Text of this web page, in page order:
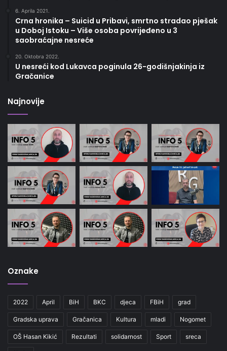
6. Aprila 2021.
Crna hronika – Suicid u Pribavi, smrtno stradao pješak
u Doboj Istoku – Više osoba povrijeđeno u 3
saobraćajne nesreće
20. Oktobra 2022.
U nesreći kod Lukavca poginula 26-godišnjakinja iz
Gračanice
Najnovije
Oznake
2022 April BiH BKC djeca FBiH grad
Gradska uprava Gračanica Kultura mladi Nogomet
OŠ Hasan Kikić Rezultati solidarnost Sport sreca